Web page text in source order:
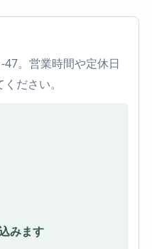
。営業時間や定休日
ださい。
みます